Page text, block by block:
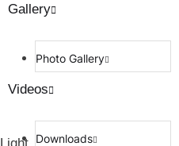
Gallery
Photo Gallery
Videos
Downloads